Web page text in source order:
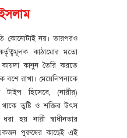
কোনোটাই নয়। তারপরও
কাঠামোর মতো
কায়দা কানুন তৈরি করতে
বশে রাখা। মেয়েলিপনাকে
হিসেবে, (নারীর)
তুষ্টি ও শক্তির উৎস
হয় নারী স্বাধীনতার
পুরুষের কাছেই এই